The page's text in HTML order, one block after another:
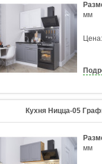
мм
Цена:
Кухня Ницца-05
мм